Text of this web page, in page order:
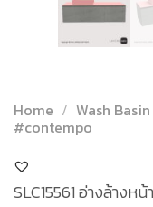
Home / Wash
#contempo
SLC15561 อ่างล้าง